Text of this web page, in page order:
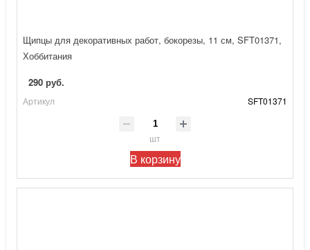
Щипцы для декоративных работ, бокорезы, 11 см, SFT01371,
Хоббитания
290 руб.
Артикул SFT01371
шт
В корзину